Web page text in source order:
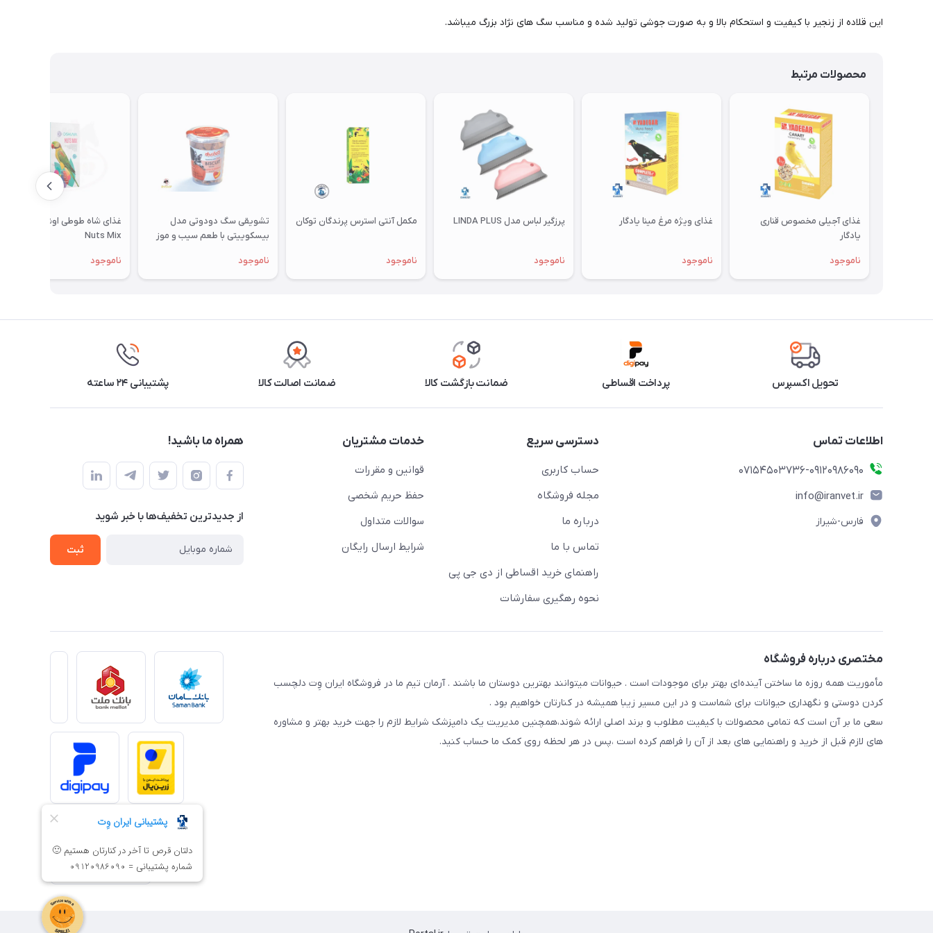
این قلاده از زنجیر با کیفیت و استحکام بالا و به صورت جوشی تولید شده و مناسب سگ های نژاد بزرگ میباشد.
محصولات مرتبط
غذای آجیلی مخصوص قناری
یادگار
ناموجود
غذای ویژه مرغ مینا یادگار
ناموجود
پرزگیر لباس مدل LINDA PLUS
ناموجود
مکمل آنتی استرس پرندگان توکان
ناموجود
تشویقی سگ دودوتی مدل
بیسکوییتی با طعم سیب و موز
ناموجود
غذای شاه طوطی اوشکایا مدل
Nuts Mix
ناموجود
تحویل اکسپرس پرداخت اقساطی ضمانت بازگشت کالا ضمانت اصالت کالا پشتیبانی ۲۴ ساعته
اطلاعات تماس
07154503736-09120986090
info@iranvet.ir
فارس-شیراز
دسترسی سریع
حساب کاربری
مجله فروشگاه
درباره ما
تماس با ما
راهنمای خرید اقساطی از دی جی پی
نحوه رهگیری سفارشات
خدمات مشتریان
قوانین و مقررات
حفظ حریم شخصی
سوالات متداول
شرایط ارسال رایگان
همراه ما باشید!
از جدید‌ترین تخفیف‌ها با‌ خبر شوید
ثبت
مختصری درباره فروشگاه
مأموریت همه روزه ما ساختن آینده‌ای بهتر برای موجودات است . حیوانات میتوانند بهترین دوستان ما باشند . آرمان تیم ما در فروشگاه ایران وِت دلچسب
کردن دوستی و نگهداری حیوانات برای شماست و در این مسیر زیبا همیشه در کنارتان خواهیم بود .
سعی ما بر آن است که تمامی محصولات با کیفیت مطلوب و برند اصلی ارائه شوند،همچنین مدیریت یک دامپزشک شرایط لازم را جهت خرید بهتر و مشاوره
های لازم قبل از خرید و راهنمایی های بعد از آن را فراهم کرده است ،پس در هر لحظه روی کمک ما حساب کنید.